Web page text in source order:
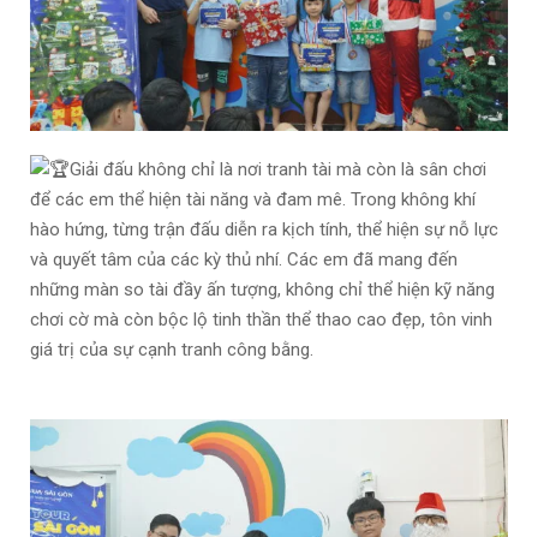
Giải đấu không chỉ là nơi tranh tài mà còn là sân chơi
để các em thể hiện tài năng và đam mê. Trong không khí
hào hứng, từng trận đấu diễn ra kịch tính, thể hiện sự nỗ lực
và quyết tâm của các kỳ thủ nhí. Các em đã mang đến
những màn so tài đầy ấn tượng, không chỉ thể hiện kỹ năng
chơi cờ mà còn bộc lộ tinh thần thể thao cao đẹp, tôn vinh
giá trị của sự cạnh tranh công bằng.